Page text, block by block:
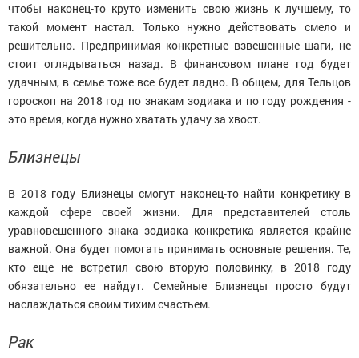
чтобы наконец-то круто изменить свою жизнь к лучшему, то
такой момент настал. Только нужно действовать смело и
решительно. Предпринимая конкретные взвешенные шаги, не
стоит оглядываться назад. В финансовом плане год будет
удачным, в семье тоже все будет ладно. В общем, для Тельцов
гороскоп на 2018 год по знакам зодиака и по году рождения -
это время, когда нужно хватать удачу за хвост.
Близнецы
В 2018 году Близнецы смогут наконец-то найти конкретику в
каждой сфере своей жизни. Для представителей столь
уравновешенного знака зодиака конкретика является крайне
важной. Она будет помогать принимать основные решения. Те,
кто еще не встретил свою вторую половинку, в 2018 году
обязательно ее найдут. Семейные Близнецы просто будут
наслаждаться своим тихим счастьем.
Рак